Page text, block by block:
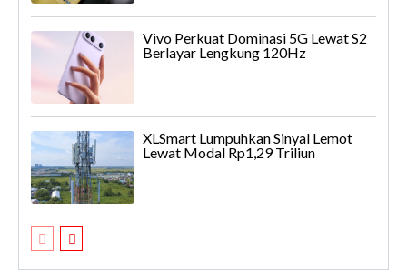
Vivo Perkuat Dominasi 5G Lewat S2
Berlayar Lengkung 120Hz
XLSmart Lumpuhkan Sinyal Lemot
Lewat Modal Rp1,29 Triliun